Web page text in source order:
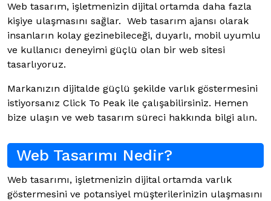
Web tasarım, işletmenizin dijital ortamda daha fazla
kişiye ulaşmasını sağlar. Web tasarım ajansı olarak
insanların kolay gezinebileceği, duyarlı, mobil uyumlu
ve kullanıcı deneyimi güçlü olan bir web sitesi
tasarlıyoruz.
Markanızın dijitalde güçlü şekilde varlık göstermesini
istiyorsanız Click To Peak ile çalışabilirsiniz. Hemen
bize ulaşın ve web tasarım süreci hakkında bilgi alın.
Web Tasarımı Nedir?
Web tasarımı, işletmenizin dijital ortamda varlık
göstermesini ve potansiyel müşterilerinizin ulaşmasını